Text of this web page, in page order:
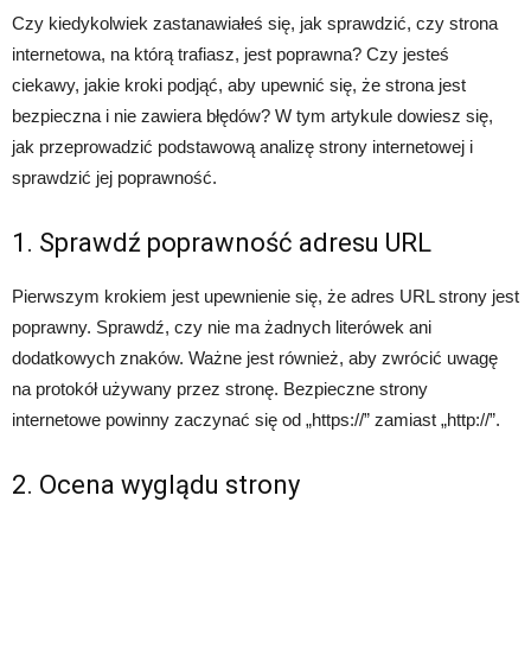
Czy kiedykolwiek zastanawiałeś się, jak sprawdzić, czy strona
internetowa, na którą trafiasz, jest poprawna? Czy jesteś
ciekawy, jakie kroki podjąć, aby upewnić się, że strona jest
bezpieczna i nie zawiera błędów? W tym artykule dowiesz się,
jak przeprowadzić podstawową analizę strony internetowej i
sprawdzić jej poprawność.
1. Sprawdź poprawność adresu URL
Pierwszym krokiem jest upewnienie się, że adres URL strony jest
poprawny. Sprawdź, czy nie ma żadnych literówek ani
dodatkowych znaków. Ważne jest również, aby zwrócić uwagę
na protokół używany przez stronę. Bezpieczne strony
internetowe powinny zaczynać się od „https://” zamiast „http://”.
2. Ocena wyglądu strony